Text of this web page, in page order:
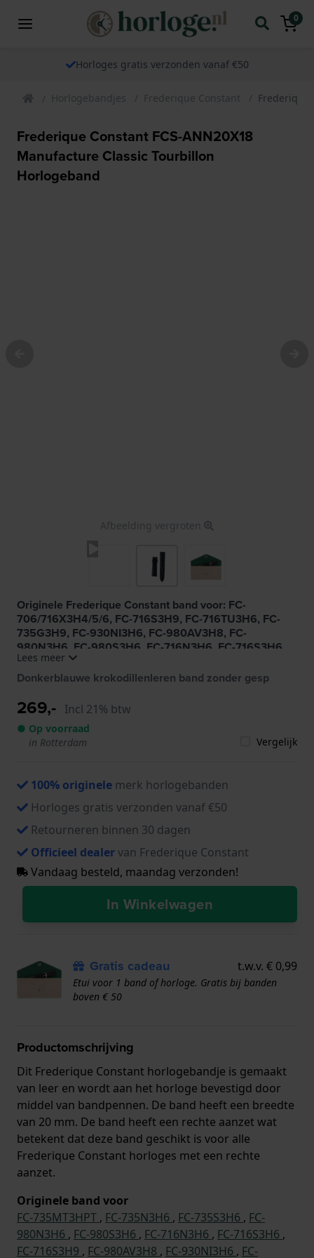
0
Horloges gratis verzonden vanaf €50
Horlogebandjes Frederique Constant Frederique
Frederique Constant FCS-ANN20X18
Manufacture Classic Tourbillon
Horlogeband
Afbeelding vergroten
Originele Frederique Constant band voor: FC-
706/716X3H4/5/6, FC-716S3H9, FC-716TU3H6, FC-
735G3H9, FC-930NI3H6, FC-980AV3H8, FC-
980N3H6, FC-980S3H6, FC-716N3H6, FC-716S3H6,
FC-735MT3HPT, FC-735N3H6, FC-735S3H6
Lees meer
Donkerblauwe krokodillenleren band zonder gesp
269,- Incl 21% btw
● Op voorraad
in Rotterdam
Vergelijk
100% originele merk horlogebanden
Horloges gratis verzonden vanaf €50
Retourneren binnen 30 dagen
Officieel dealervan Frederique Constant
Vandaag besteld, maandag verzonden!
In Winkelwagen
Gratis cadeau t.w.v. € 0,99
Etui voor 1 band of horloge. Gratis bij banden
boven € 50
Productomschrijving
Dit Frederique Constant horlogebandje is gemaakt
van leer en wordt aan het horloge bevestigd door
middel van bandpennen. De band heeft een breedte
van 20 mm. De band heeft een rechte aanzet wat
betekent dat deze band geschikt is voor alle
Frederique Constant horloges met een rechte
aanzet.
Originele band voor
FC-735MT3HPT , FC-735N3H6 , FC-735S3H6 , FC-
980N3H6 , FC-980S3H6 , FC-716N3H6 , FC-716S3H6 ,
FC-716S3H9 , FC-980AV3H8 , FC-930NI3H6 , FC-